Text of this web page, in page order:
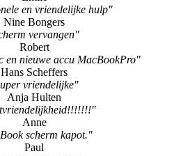
en vriendelijke hulp"
Nine Bongers
vervangen"
Robert
en nieuwe accu MacBookPro"
Hans Scheffers
vriendelijke"
Anja Hulten
Anne
scherm kapot."
Paul